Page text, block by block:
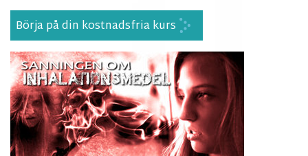
Börja på din kostnadsfria kurs